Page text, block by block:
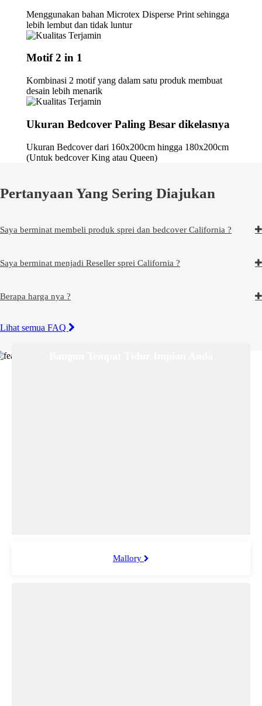
Menggunakan bahan Microtex Disperse Print sehingga
lebih lembut dan tidak luntur
Motif 2 in 1
Kombinasi 2 motif yang dalam satu produk membuat
desain lebih menarik
Ukuran Bedcover Paling Besar dikelasnya
Ukuran Bedcover dari 160x200cm hingga 180x200cm
(Untuk bedcover King atau Queen)
Pertanyaan Yang Sering Diajukan
Saya berminat membeli produk sprei dan bedcover California ?
Saya berminat menjadi Reseller sprei California ?
Berapa harga nya ?
Lihat semua FAQ
Mallory